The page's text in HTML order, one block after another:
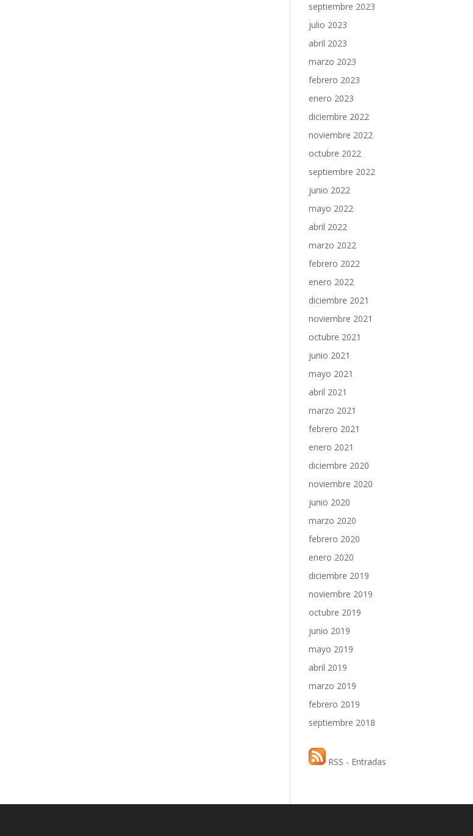
septiembre 2023
julio 2023
abril 2023
marzo 2023
febrero 2023
enero 2023
diciembre 2022
noviembre 2022
octubre 2022
septiembre 2022
junio 2022
mayo 2022
abril 2022
marzo 2022
febrero 2022
enero 2022
diciembre 2021
noviembre 2021
octubre 2021
junio 2021
mayo 2021
abril 2021
marzo 2021
febrero 2021
enero 2021
diciembre 2020
noviembre 2020
junio 2020
marzo 2020
febrero 2020
enero 2020
diciembre 2019
noviembre 2019
octubre 2019
junio 2019
mayo 2019
abril 2019
marzo 2019
febrero 2019
septiembre 2018
RSS - Entradas